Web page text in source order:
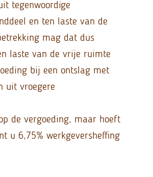
tegenwoordige
en ten laste van de
mag dat dus
laste van de vrije ruimte
bij een ontslag met
uit vroegere
de vergoeding, maar hoeft
u 6,75% werkgeversheffing